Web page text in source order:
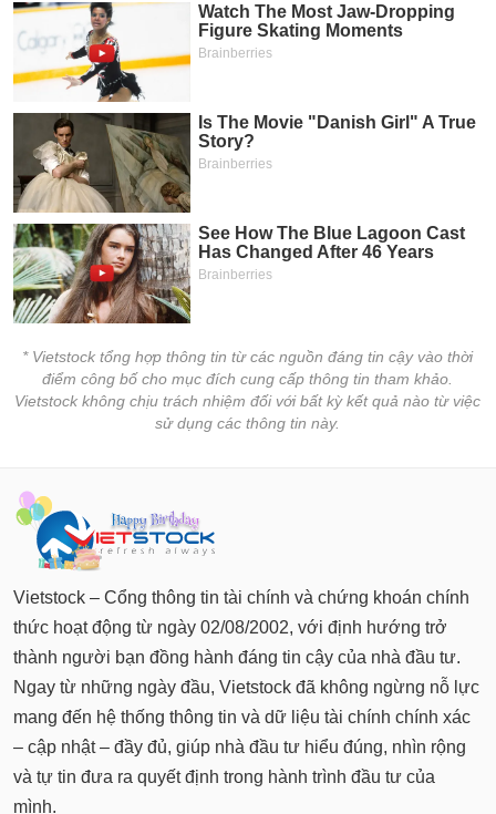
* Vietstock tổng hợp thông tin từ các nguồn đáng tin cậy vào thời
điểm công bố cho mục đích cung cấp thông tin tham khảo.
Vietstock không chịu trách nhiệm đối với bất kỳ kết quả nào từ việc
sử dụng các thông tin này.
Vietstock – Cổng thông tin tài chính và chứng khoán chính
thức hoạt động từ ngày 02/08/2002, với định hướng trở
thành người bạn đồng hành đáng tin cậy của nhà đầu tư.
Ngay từ những ngày đầu, Vietstock đã không ngừng nỗ lực
mang đến hệ thống thông tin và dữ liệu tài chính chính xác
– cập nhật – đầy đủ, giúp nhà đầu tư hiểu đúng, nhìn rộng
và tự tin đưa ra quyết định trong hành trình đầu tư của
mình.